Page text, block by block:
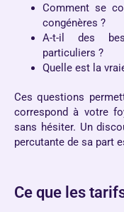
Comment se
congénères ?
A-t-il des
particuliers ?
Quelle est la
Ces questions
correspond à votre
sans hésiter. Un
percutante de sa part
Ce que les